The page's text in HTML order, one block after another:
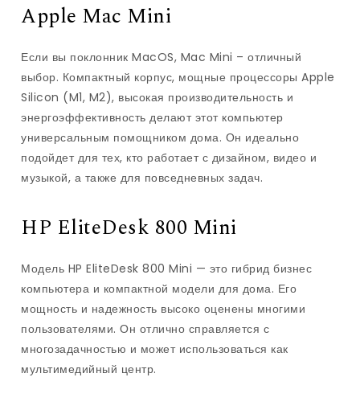
Apple Mac Mini
Если вы поклонник MacOS, Mac Mini – отличный
выбор. Компактный корпус, мощные процессоры Apple
Silicon (M1, M2), высокая производительность и
энергоэффективность делают этот компьютер
универсальным помощником дома. Он идеально
подойдет для тех, кто работает с дизайном, видео и
музыкой, а также для повседневных задач.
HP EliteDesk 800 Mini
Модель HP EliteDesk 800 Mini — это гибрид бизнес
компьютера и компактной модели для дома. Его
мощность и надежность высоко оценены многими
пользователями. Он отлично справляется с
многозадачностью и может использоваться как
мультимедийный центр.